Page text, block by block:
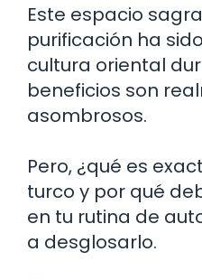
Este espacio
purificación ha
cultura oriental
beneficios son
asombrosos.
Pero, ¿qué es
turco y por qué
en tu rutina de
a desglosarlo.